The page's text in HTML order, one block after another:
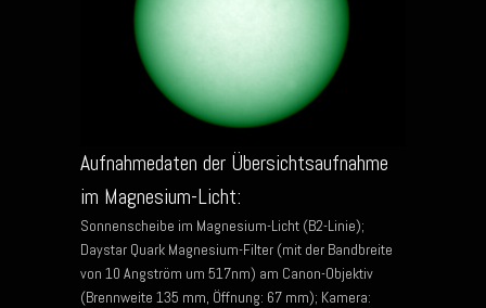
Aufnahmedaten der Übersichtsaufnahme
im Magnesium-Licht:
Sonnenscheibe im Magnesium-Licht (B2-Linie);
Daystar Quark Magnesium-Filter (mit der Bandbreite
von 10 Angström um 517nm) am Canon-Objektiv
(Brennweite 135 mm, Öffnung: 67 mm); Kamera: